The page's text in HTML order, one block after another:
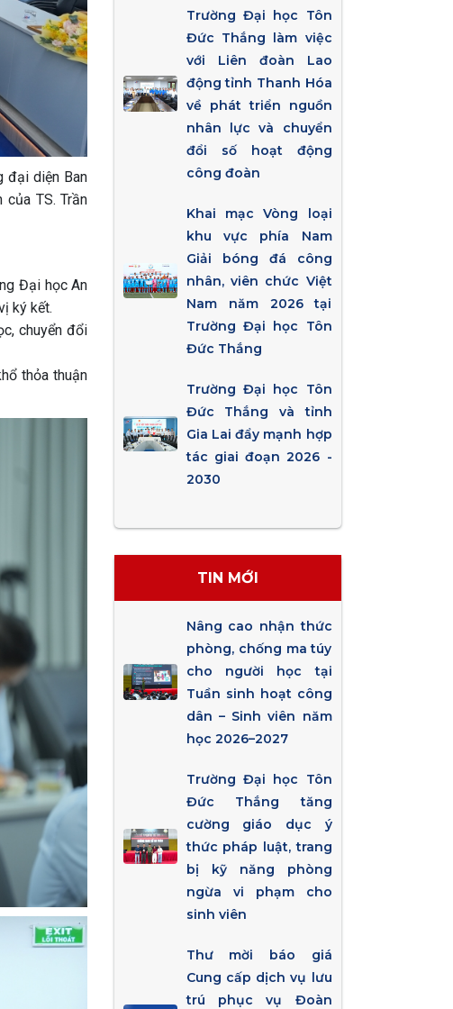
đại diện Ban
của TS. Trần
Đại học An
ký kết.
chuyển đổi
thỏa thuận
Trường Đại học Tôn
Đức Thắng làm việc
với Liên đoàn Lao
động tỉnh Thanh Hóa
về phát triển nguồn
nhân lực và chuyển
đổi số hoạt động
công đoàn
Khai mạc Vòng loại
khu vực phía Nam
Giải bóng đá công
nhân, viên chức Việt
Nam năm 2026 tại
Trường Đại học Tôn
Đức Thắng
Trường Đại học Tôn
Đức Thắng và tỉnh
Gia Lai đẩy mạnh hợp
tác giai đoạn 2026 -
2030
TIN MỚI
Nâng cao nhận thức
phòng, chống ma túy
cho người học tại
Tuần sinh hoạt công
dân – Sinh viên năm
học 2026–2027
Trường Đại học Tôn
Đức Thắng tăng
cường giáo dục ý
thức pháp luật, trang
bị kỹ năng phòng
ngừa vi phạm cho
sinh viên
Thư mời báo giá
Cung cấp dịch vụ lưu
trú phục vụ Đoàn